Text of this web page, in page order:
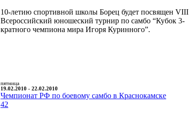
10-летию спортивной школы Борец будет посвящен VIII
Всероссийский юношеский турнир по самбо “Кубок 3-
кратного чемпиона мира Игоря Куринного”.
пятница
19.02.2010 - 22.02.2010
Чемпионат РФ по боевому самбо в Краснокамске
42